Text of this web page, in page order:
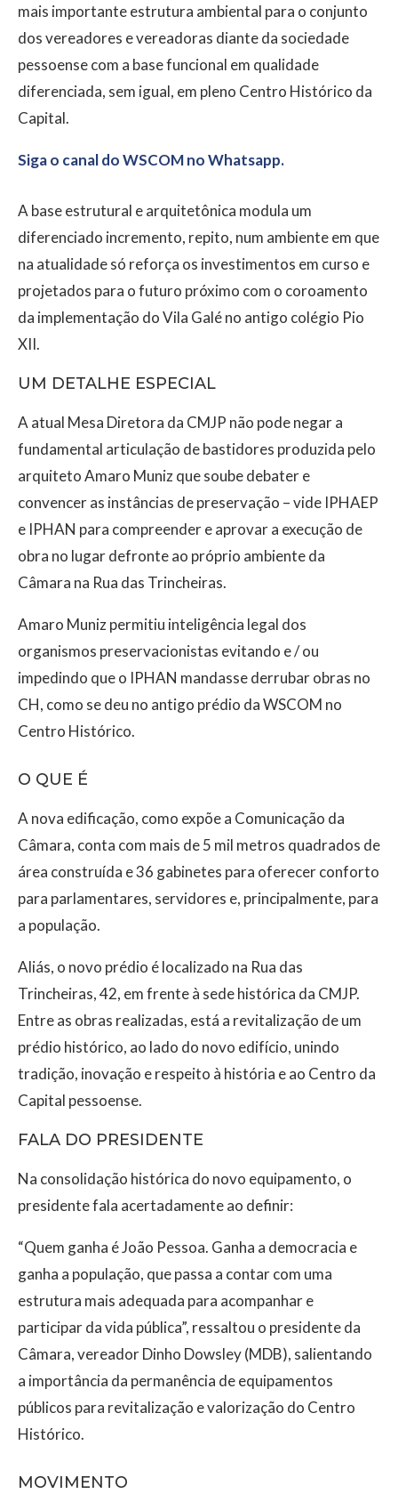
mais importante estrutura ambiental para o conjunto
dos vereadores e vereadoras diante da sociedade
pessoense com a base funcional em qualidade
diferenciada, sem igual, em pleno Centro Histórico da
Capital.
Siga o canal do WSCOM no Whatsapp.
A base estrutural e arquitetônica modula um
diferenciado incremento, repito, num ambiente em que
na atualidade só reforça os investimentos em curso e
projetados para o futuro próximo com o coroamento
da implementação do Vila Galé no antigo colégio Pio
XII.
UM DETALHE ESPECIAL
A atual Mesa Diretora da CMJP não pode negar a
fundamental articulação de bastidores produzida pelo
arquiteto Amaro Muniz que soube debater e
convencer as instâncias de preservação – vide IPHAEP
e IPHAN para compreender e aprovar a execução de
obra no lugar defronte ao próprio ambiente da
Câmara na Rua das Trincheiras.
Amaro Muniz permitiu inteligência legal dos
organismos preservacionistas evitando e / ou
impedindo que o IPHAN mandasse derrubar obras no
CH, como se deu no antigo prédio da WSCOM no
Centro Histórico.
O QUE É
A nova edificação, como expõe a Comunicação da
Câmara, conta com mais de 5 mil metros quadrados de
área construída e 36 gabinetes para oferecer conforto
para parlamentares, servidores e, principalmente, para
a população.
Aliás, o novo prédio é localizado na Rua das
Trincheiras, 42, em frente à sede histórica da CMJP.
Entre as obras realizadas, está a revitalização de um
prédio histórico, ao lado do novo edifício, unindo
tradição, inovação e respeito à história e ao Centro da
Capital pessoense.
FALA DO PRESIDENTE
Na consolidação histórica do novo equipamento, o
presidente fala acertadamente ao definir:
“Quem ganha é João Pessoa. Ganha a democracia e
ganha a população, que passa a contar com uma
estrutura mais adequada para acompanhar e
participar da vida pública”, ressaltou o presidente da
Câmara, vereador Dinho Dowsley (MDB), salientando
a importância da permanência de equipamentos
públicos para revitalização e valorização do Centro
Histórico.
MOVIMENTO